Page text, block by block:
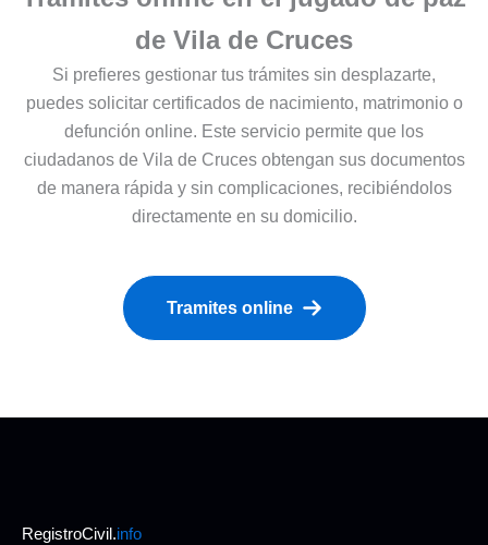
de Vila de Cruces
Si prefieres gestionar tus trámites sin desplazarte,
puedes solicitar certificados de nacimiento, matrimonio o
defunción online. Este servicio permite que los
ciudadanos de Vila de Cruces obtengan sus documentos
de manera rápida y sin complicaciones, recibiéndolos
directamente en su domicilio.
Tramites online
RegistroCivil.info